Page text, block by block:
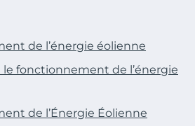
de l’énergie éolienne
fonctionnement de l’énergie
de l’Énergie Éolienne